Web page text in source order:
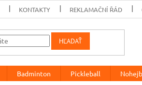
KONTAKTY REKLAMAČNÍ ŘÁD
HĽADAŤ
Badminton Pickleball